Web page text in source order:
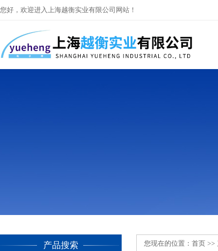
您好，欢迎进入上海越衡实业有限公司网站！
产品搜索 您现在的位置： 首页 >>